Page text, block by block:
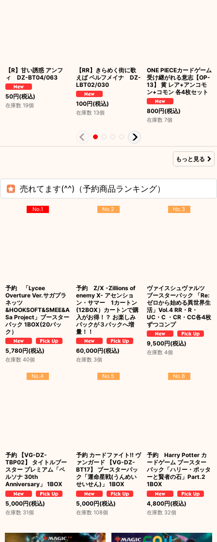
【R】甘い誘惑 アンフ
ィ DZ-BT04/063
50円(税込)
在庫数 19個
【RR】きらめく街に歌
えば ペルフメイナ DZ-
LBT02/030
100円(税込)
在庫数 13個
ONE PIECEカードゲーム
受け継がれる意志【OP-
13】 黄 レア+アンコモ
ン+コモン 各4枚セット
800円(税込)
在庫数 7個
もっと見る
売れてます(^^)（予約商品ランキング）
No.1
予約 「Lycee
Overture Ver.サガプラ
ネッツ
&HOOKSOFT&SMEE&A
Sa Project」ブースター
パック 1BOX(20パッ
ク）
5,780円(税込)
在庫数 40個
No.2
予約 Z/X -Zillions of
enemy X- アセンショ
ン・サマー 1カートン
(12BOX）カートンで購
入がお得！？ お楽しみ
パックが３パックへ増
量！！
60,000円(税込)
在庫数 3個
No.3
ヴァイスシュヴァルツ
ブースターパック 「Re:
ゼロから始める異世界生
活」Vol.4 RR・R・
UC・C ・CR・CC各4枚
ずつコンプ
9,500円(税込)
在庫数 4個
No.4
予約 【VG-DZ-
TBP02】 タイトルブー
スター プレミアム「ペ
ルソナ 30th
Anniversary」 1BOX
5,000円(税込)
在庫数 31個
No.5
予約 カードファイト!! ヴ
ァンガード 【VG-DZ-
BT17】 ブースターパッ
ク「運命星戦(うんめい
せいせん)」 1BOX
5,000円(税込)
在庫数 108個
No.6
予約 Harry Potter カ
ードゲーム ブースター
パック「ハリー・ポッタ
ーと賢者の石」Part.2
1BOX
4,800円(税込)
在庫数 32個